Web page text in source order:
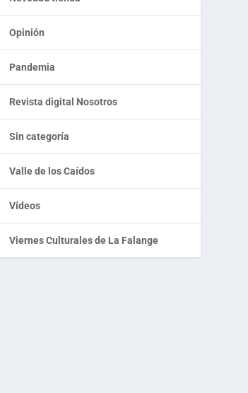
Opinión
Pandemia
Revista digital Nosotros
Sin categoría
Valle de los Caídos
Vídeos
Viernes Culturales de La Falange